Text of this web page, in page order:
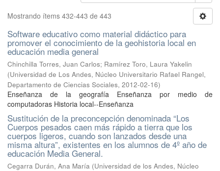
Mostrando ítems 432-443 de 443
Software educativo como material didáctico para
promover el conocimiento de la geohistoria local en
educación media general
Chinchilla Torres, Juan Carlos; Ramírez Toro, Laura Yakelin
(Universidad de Los Andes, Núcleo Universitario Rafael Rangel,
Departamento de Ciencias Sociales, 2012-02-16)
Enseñanza de la geografía Enseñanza por medio de
computadoras Historia local--Enseñanza
Sustitución de la preconcepción denominada “Los
Cuerpos pesados caen más rápido a tierra que los
cuerpos ligeros, cuando son lanzados desde una
misma altura”, existentes en los alumnos de 4º año de
educación Media General.
Cegarra Durán, Ana María (Universidad de los Andes, Núcleo